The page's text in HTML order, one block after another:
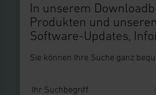
In unserem
Produkten und
Software-Updates,
Sie können Ihre Suche ganz
Ihr Suchbegriff